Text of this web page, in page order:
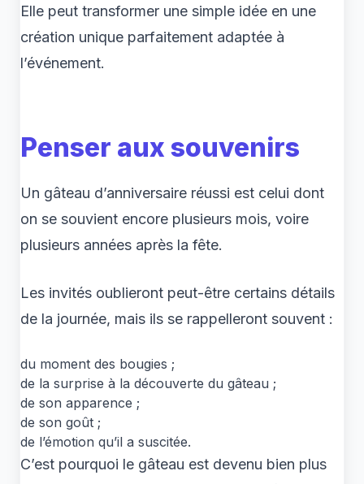
Elle peut transformer une simple idée en une
création unique parfaitement adaptée à
l’événement.
Penser aux souvenirs
Un gâteau d’anniversaire réussi est celui dont
on se souvient encore plusieurs mois, voire
plusieurs années après la fête.
Les invités oublieront peut-être certains détails
de la journée, mais ils se rappelleront souvent :
du moment des bougies ;
de la surprise à la découverte du gâteau ;
de son apparence ;
de son goût ;
de l’émotion qu’il a suscitée.
C’est pourquoi le gâteau est devenu bien plus